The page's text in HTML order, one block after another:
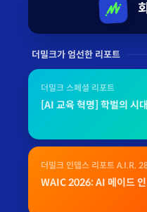
더밀크가 엄선한 리포트
더밀크 스페셜 리포트
[AI 교육 혁명] 학벌의 시
더밀크 인뎁스 리포트 A.I.R.
WAIC 2026: AI 메이드